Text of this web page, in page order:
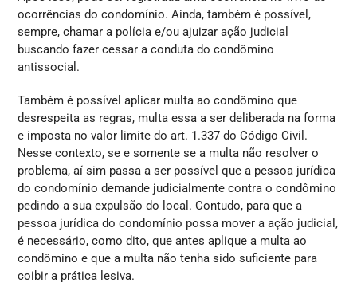
ocorrências do condomínio. Ainda, também é possível,
sempre, chamar a polícia e/ou ajuizar ação judicial
buscando fazer cessar a conduta do condômino
antissocial.
Também é possível aplicar multa ao condômino que
desrespeita as regras, multa essa a ser deliberada na forma
e imposta no valor limite do art. 1.337 do Código Civil.
Nesse contexto, se e somente se a multa não resolver o
problema, aí sim passa a ser possível que a pessoa jurídica
do condomínio demande judicialmente contra o condômino
pedindo a sua expulsão do local. Contudo, para que a
pessoa jurídica do condomínio possa mover a ação judicial,
é necessário, como dito, que antes aplique a multa ao
condômino e que a multa não tenha sido suficiente para
coibir a prática lesiva.